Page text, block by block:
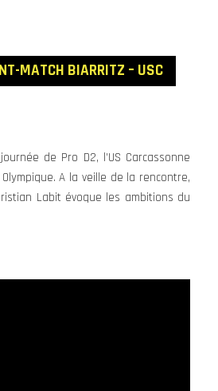
-MATCH BIARRITZ – USC
de Pro D2, l’US Carcassonne
A la veille de la rencontre,
Labit évoque les ambitions du